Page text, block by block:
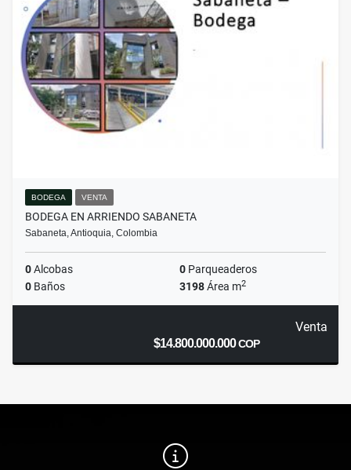
BODEGA VENTA
BODEGA EN ARRIENDO SABANETA
Sabaneta, Antioquia, Colombia
0Alcobas 0 Parqueaderos
0 Baños 3198Área m2
Venta
$14.800.000.000COP